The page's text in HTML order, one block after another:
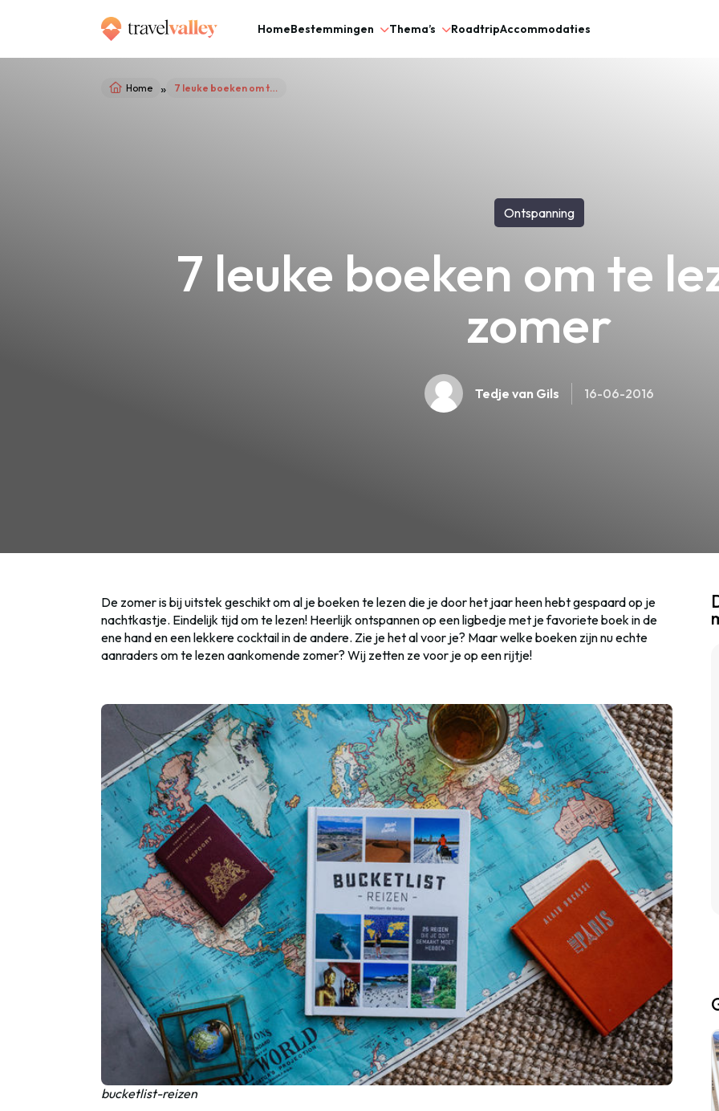
HomeBestemmingen Thema’s RoadtripAccommodaties
Home » 7 leuke boeken om te lezen in de zomer
Ontspanning
7 leuke boeken om te
zomer
Tedje van Gils 16-06-2016
De zomer is bij uitstek geschikt om al je boeken te lezen die je door het jaar heen hebt gespaard op je
nachtkastje. Eindelijk tijd om te lezen! Heerlijk ontspannen op een ligbedje met je favoriete boek in de
ene hand en een lekkere cocktail in de andere. Zie je het al voor je? Maar welke boeken zijn nu echte
aanraders om te lezen aankomende zomer? Wij zetten ze voor je op een rijtje!
bucketlist-reizen